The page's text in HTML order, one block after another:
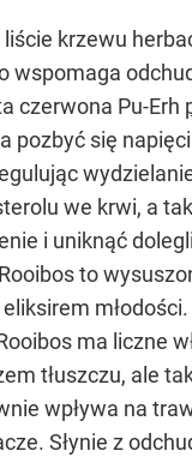
krzewu
wspomaga
czerwona Pu-Erh
pozbyć się
we krwi, a
i uniknąć
to
ma liczne
tłuszczu, ale
wpływa na
Słynie z